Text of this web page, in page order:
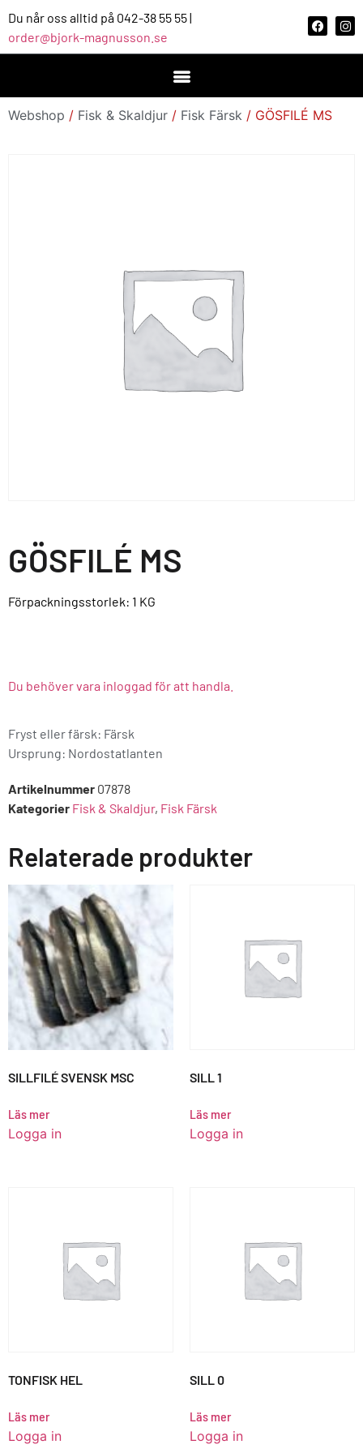
Du når oss alltid på 042-38 55 55 |
order@bjork-magnusson.se
Webshop / Fisk & Skaldjur / Fisk Färsk / GÖSFILÉ MS
GÖSFILÉ MS
Förpackningsstorlek: 1 KG
Du behöver vara inloggad för att handla.
Fryst eller färsk: Färsk
Ursprung: Nordostatlanten
Artikelnummer 07878
Kategorier Fisk & Skaldjur, Fisk Färsk
Relaterade produkter
SILLFILÉ SVENSK MSC
Läs mer
Logga in
SILL 1
Läs mer
Logga in
TONFISK HEL
Läs mer
Logga in
SILL 0
Läs mer
Logga in